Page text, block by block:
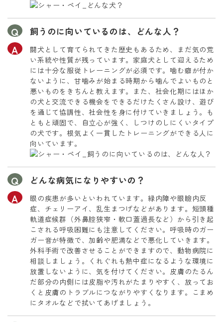
飼うのに向いているのは、どんな人？
闘犬として育てられてきた歴史もあるため、まだ気の荒
い系統や性質が残っています。家庭犬として迎えるため
には十分な服従トレーニングが必須です。噛む癖が付か
ないように、甘噛みが始まる時期から噛んでよいものと
悪いものをきちんと教えます。また、社会化期にはほか
の犬と交流できる機会をできるだけたくさん設け、遊び
を通じて協調性、社会性を身に付けていきましょう。も
ともと頑固で、自立心が強く、しつけのしにくいタイプ
の犬です。根気よく一貫したトレーニングができる人に
向いています。
どんな病気になりやすいの？
眼の疾患が多いといわれています。緑内障や眼瞼内反
症、チェリーアイ、乱生まつげなどがあります。短頭種
軌道症候群（外鼻腔狭窄・軟口蓋過長など）から引き起
こされる呼吸困難にも注意してください。呼吸時のガー
ガー音が特徴で、加齢や肥満などで悪化していきます。
外科手術で改善させることができますので、動物病院に
相談しましょう。くれぐれも熱中症になるような環境に
放置しないように、気を付けてください。皮膚のたるん
だ部分の内側には皮脂や汚れがたまりやすく、放ってお
くと皮膚のトラブルにつながりやすくなります。こまめ
にタオルなどで拭いてあげましょう。